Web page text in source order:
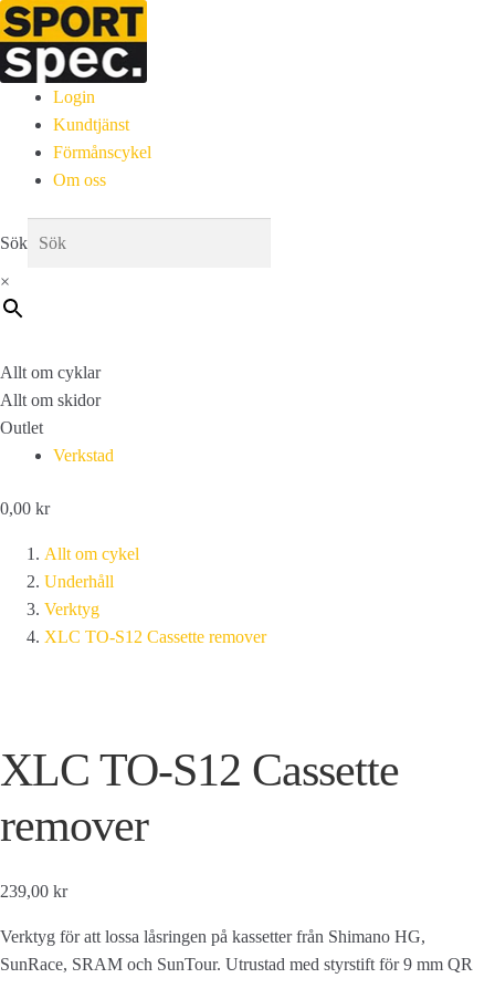
Login
Kundtjänst
Förmånscykel
Om oss
Sök
×
Allt om cyklar
Allt om skidor
Outlet
Verkstad
0,00 kr
Allt om cykel
Underhåll
Verktyg
XLC TO-S12 Cassette remover
XLC TO-S12 Cassette
remover
239,00 kr
Verktyg för att lossa låsringen på kassetter från Shimano HG,
SunRace, SRAM och SunTour. Utrustad med styrstift för 9 mm QR